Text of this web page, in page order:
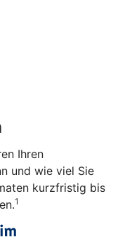
Ihren
und wie viel Sie
kurzfristig bis
1